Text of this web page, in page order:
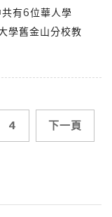
有6位華人學
學舊金山分校教
4 下一頁